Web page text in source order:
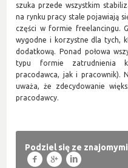
szuka przede wszystkim
na rynku pracy stale pojawiają
części w formie freelancingu.
wygodne i korzystne dla tych,
dodatkową. Ponad połowa
typu formie zatrudnienia
pracodawca, jak i pracownik).
uważa, że zdecydowanie
pracodawcy.
Podziel się ze
f g l